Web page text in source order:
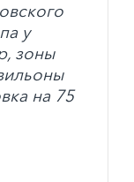
у
зоны
на 75